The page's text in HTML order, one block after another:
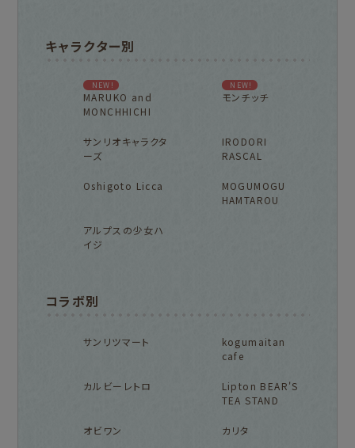
キャラクター別
NEW!
MARUKO and
MONCHHICHI
NEW!
モンチッチ
サンリオキャラクタ
ーズ
IRODORI
RASCAL
Oshigoto Licca
MOGUMOGU
HAMTAROU
アルプスの少女ハ
イジ
コラボ別
サンリツマート
kogumaitan
cafe
カルビーレトロ
Lipton BEAR'S
TEA STAND
オビワン カリタ